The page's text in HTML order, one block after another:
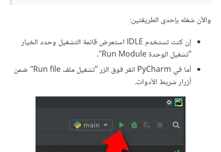
والآن شغله بإحدى الطريقتين:
إن كنت تستخدم IDLE استعرض قائمة التشغيل وحدد الخيار
"تشغيل الوحدة Run Module".
أما في PyCharm انقر فوق الزر "تشغيل ملف Run file" ضمن
أزرار شريط الأدوات.